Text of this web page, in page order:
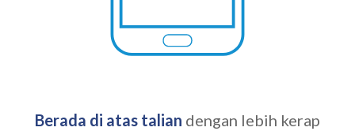
Berada di atas talian dengan lebih kerap